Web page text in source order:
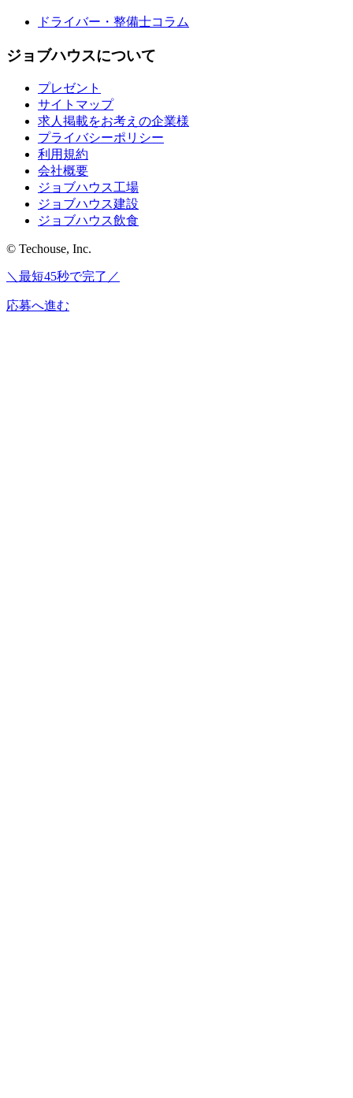
ドライバー・整備士コラム
ジョブハウスについて
プレゼント
サイトマップ
求人掲載をお考えの企業様
プライバシーポリシー
利用規約
会社概要
ジョブハウス工場
ジョブハウス建設
ジョブハウス飲食
© Techouse, Inc.
＼最短45秒で完了／
応募へ進む